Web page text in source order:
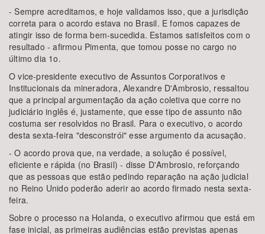
- Sempre acreditamos, e hoje validamos isso, que a jurisdição
correta para o acordo estava no Brasil. E fomos capazes de
atingir isso de forma bem-sucedida. Estamos satisfeitos com o
resultado - afirmou Pimenta, que tomou posse no cargo no
último dia 1o.
O vice-presidente executivo de Assuntos Corporativos e
Institucionais da mineradora, Alexandre D'Ambrosio, ressaltou
que a principal argumentação da ação coletiva que corre no
judiciário inglês é, justamente, que esse tipo de assunto não
costuma ser resolvidos no Brasil. Para o executivo, o acordo
desta sexta-feira "desconstrói" esse argumento da acusação.
- O acordo prova que, na verdade, a solução é possível,
eficiente e rápida (no Brasil) - disse D'Ambrosio, reforçando
que as pessoas que estão pedindo reparação na ação judicial
no Reino Unido poderão aderir ao acordo firmado nesta sexta-
feira.
Sobre o processo na Holanda, o executivo afirmou que está em
fase inicial, as primeiras audiências estão previstas apenas